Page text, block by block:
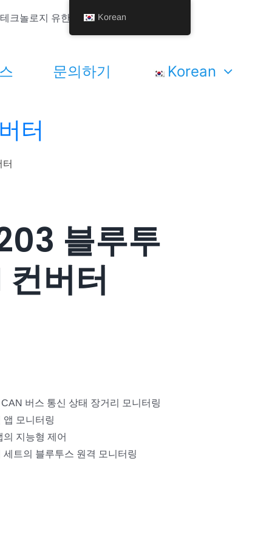
크놀로지 유한공사.
문의하기 Korean
터
블루투
버터
버스 통신 상태 장거리 모니터링
앱 모니터링
지능형 제어
트의 블루투스 원격 모니터링
Korean